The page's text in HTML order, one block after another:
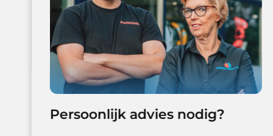
Persoonlijk advies nodig?